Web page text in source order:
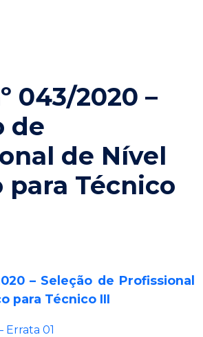
043/2020 –
de
de Nível
para Técnico
– Seleção de Profissional
para Técnico III
Errata 01